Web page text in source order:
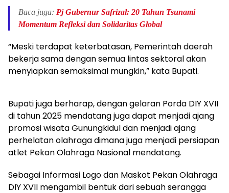
Baca juga: Pj Gubernur Safrizal: 20 Tahun Tsunami
Momentum Refleksi dan Solidaritas Global
“Meski terdapat keterbatasan, Pemerintah daerah
bekerja sama dengan semua lintas sektoral akan
menyiapkan semaksimal mungkin,” kata Bupati.
Bupati juga berharap, dengan gelaran Porda DIY XVII
di tahun 2025 mendatang juga dapat menjadi ajang
promosi wisata Gunungkidul dan menjadi ajang
perhelatan olahraga dimana juga menjadi persiapan
atlet Pekan Olahraga Nasional mendatang.
Sebagai Informasi Logo dan Maskot Pekan Olahraga
DIY XVII mengambil bentuk dari sebuah serangga